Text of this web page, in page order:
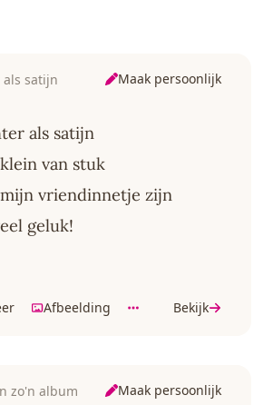
als satijn Maak persoonlijk
als satijn
van stuk
vriendinnetje zijn
geluk!
Afbeelding Bekijk
zo'n album Maak persoonlijk